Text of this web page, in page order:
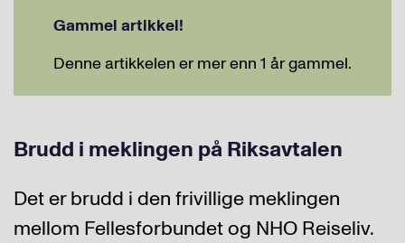
Gammel artikkel!
Denne artikkelen er mer enn 1 år gammel.
Brudd i meklingen på Riksavtalen
Det er brudd i den frivillige meklingen
mellom Fellesforbundet og NHO Reiseliv.